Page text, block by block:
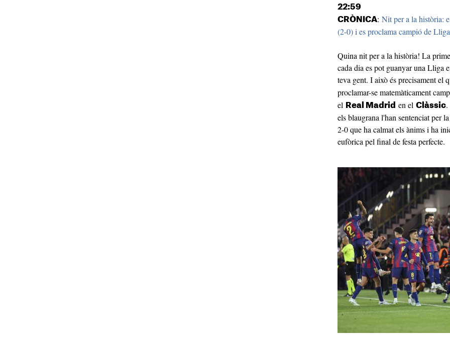
22:59
CRÒNICA: Nit per a la història:
(2-0) i es proclama campió de Lliga
Quina nit per a la història! La
cada dia es pot guanyar una Lliga
teva gent. I això és precisament el
proclamar-se matemàticament
el
Real Madrid en el Clàssic.
els blaugrana l'han sentenciat per
2-0 que ha calmat els ànims i ha
eufòrica pel final de festa perfecte.